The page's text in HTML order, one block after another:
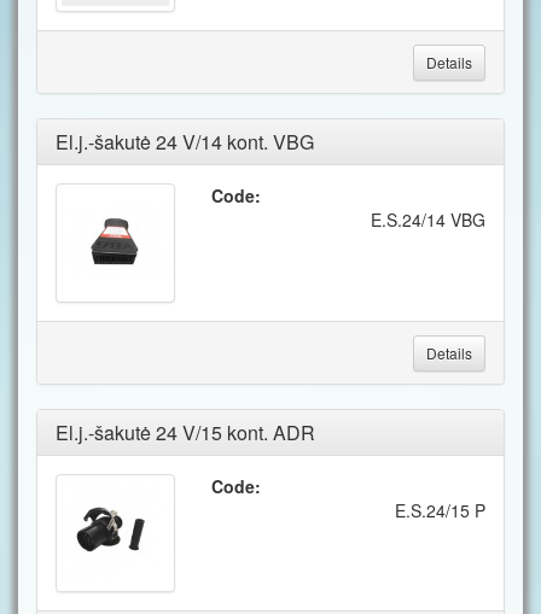
Details
El.j.-šakutė 24 V/14 kont. VBG
Code:
E.S.24/14 VBG
Details
El.j.-šakutė 24 V/15 kont. ADR
Code:
E.S.24/15 P